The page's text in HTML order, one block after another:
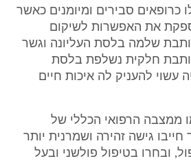
כרופאים סבירים ומיומנים כאשר
את האפשרות לשיקום
שלמה בלסת העליונה וגשר
חלקית נשלפת בלסת
עשוי להעניק לה איכות חיים
ממצבה הרפואי הכללי של
גישה זהירה ושמרנית יותר
ובחרו בטיפול פולשני ובעל